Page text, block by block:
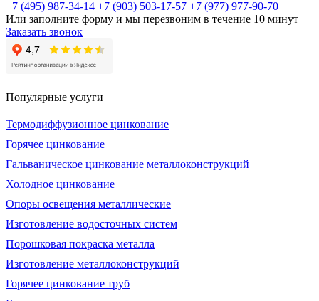
+7 (495) 987-34-14 +7 (903) 503-17-57 +7 (977) 977-90-70
Или заполните форму и мы перезвоним в течение 10 минут
Заказать звонок
Популярные услуги
Термодиффузионное цинкование
Горячее цинкование
Гальваническое цинкование металлоконструкций
Холодное цинкование
Опоры освещения металлические
Изготовление водосточных систем
Порошковая покраска металла
Изготовление металлоконструкций
Горячее цинкование труб